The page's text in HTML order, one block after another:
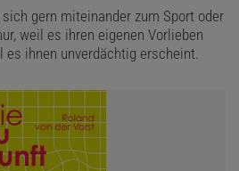
gern miteinander zum Sport oder
weil es ihren eigenen Vorlieben
ihnen unverdächtig erscheint.